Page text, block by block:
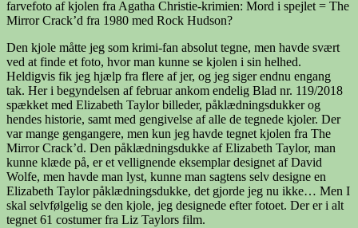
farvefoto af kjolen fra Agatha Christie-krimien: Mord i spejlet = The
Mirror Crack’d fra 1980 med Rock Hudson?
Den kjole måtte jeg som krimi-fan absolut tegne, men havde svært
ved at finde et foto, hvor man kunne se kjolen i sin helhed.
Heldigvis fik jeg hjælp fra flere af jer, og jeg siger endnu engang
tak. Her i begyndelsen af februar ankom endelig Blad nr. 119/2018
spækket med Elizabeth Taylor billeder, påklædningsdukker og
hendes historie, samt med gengivelse af alle de tegnede kjoler. Der
var mange gengangere, men kun jeg havde tegnet kjolen fra The
Mirror Crack’d. Den påklædningsdukke af Elizabeth Taylor, man
kunne klæde på, er et vellignende eksemplar designet af David
Wolfe, men havde man lyst, kunne man sagtens selv designe en
Elizabeth Taylor påklædningsdukke, det gjorde jeg nu ikke… Men I
skal selvfølgelig se den kjole, jeg designede efter fotoet. Der er i alt
tegnet 61 costumer fra Liz Taylors film.